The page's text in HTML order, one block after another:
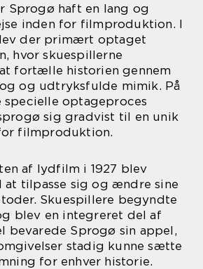
Sprogø haft en lang og
inden for filmproduktion. I
der primært optaget
hvor skuespillerne
fortælle historien gennem
og udtryksfulde mimik. På
specielle optageproces
sig gradvist til en unik
filmproduktion.
af lydfilm i 1927 blev
tilpasse sig og ændre sine
Skuespillere begyndte
blev en integreret del af
bevarede Sprogø sin appel,
stadig kunne sætte
for enhver historie.